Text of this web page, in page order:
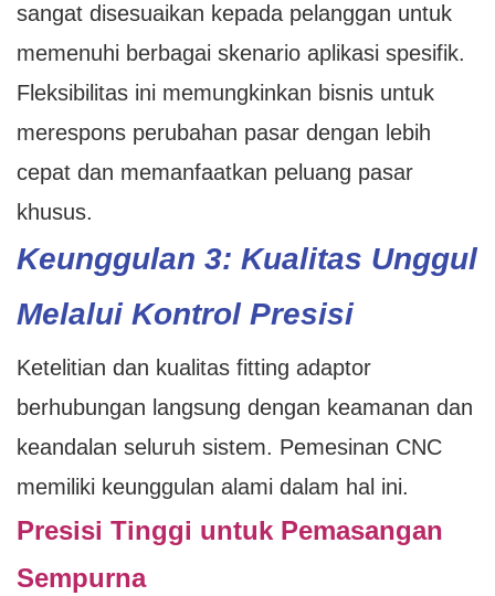
sangat disesuaikan kepada pelanggan untuk
memenuhi berbagai skenario aplikasi spesifik.
Fleksibilitas ini memungkinkan bisnis untuk
merespons perubahan pasar dengan lebih
cepat dan memanfaatkan peluang pasar
khusus.
Keunggulan 3: Kualitas Unggul
Melalui Kontrol Presisi
Ketelitian dan kualitas fitting adaptor
berhubungan langsung dengan keamanan dan
keandalan seluruh sistem. Pemesinan CNC
memiliki keunggulan alami dalam hal ini.
Presisi Tinggi untuk Pemasangan
Sempurna